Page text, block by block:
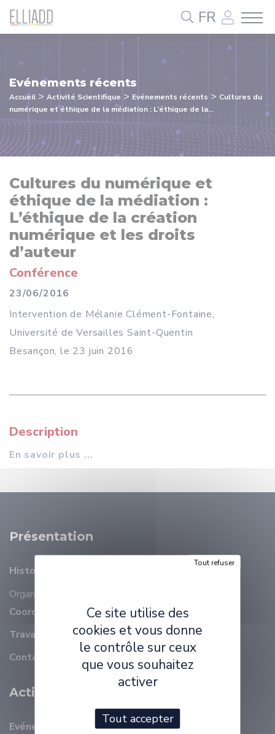
FR
Evénements récents
Accueil > Activité Scientifique > Evénements récents > Cultures du
numérique et éthique de la médiation : L’éthique de la...
Cultures du numérique et
éthique de la médiation :
L’éthique de la création
numérique et les droits
d’auteur
Conférence
23/06/2016
Intervention de Mélanie Clément-Fontaine,
Université de Versailles Saint-Quentin
Besançon, le 23 juin 2016
Description
En savoir plus ...
Présentation
Histoire
Organisation
Coordonnées
Travailler à ELLIADD
Contact
Activité Scientifique
Evénements récents
Panneau de gestion des cookies
Ce site utilise des
cookies et vous donne
le contrôle sur ceux
que vous souhaitez
activer
Tout accepter
Tout refuser